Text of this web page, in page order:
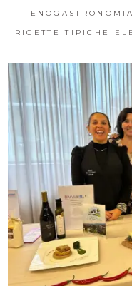
ENOGASTRONOMIA
RICETTE TIPICHE